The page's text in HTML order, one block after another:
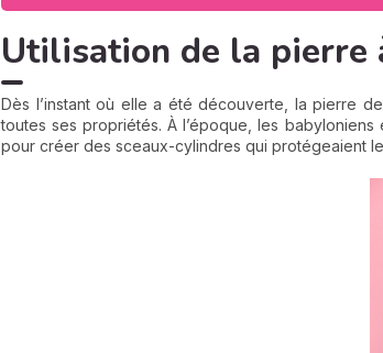
Utilisation de la pierre
Dès l’instant où elle a été découverte, la pierre
toutes ses propriétés. À l’époque, les
pour créer des sceaux-cylindres qui protégeaient